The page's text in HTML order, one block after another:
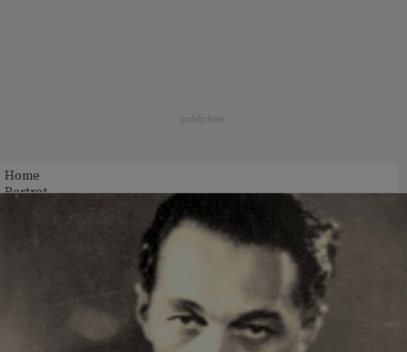
Home
Portret